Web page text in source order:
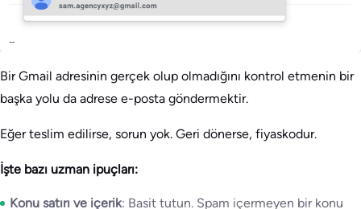
Bir Gmail adresinin gerçek olup olmadığını kontrol etmenin bir
başka yolu da adrese e-posta göndermektir.
Eğer teslim edilirse, sorun yok. Geri dönerse, fiyaskodur.
İşte bazı uzman ipuçları:
Konu satırı ve içerik: Basit tutun. Spam içermeyen bir konu